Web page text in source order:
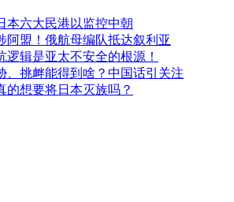
本六大民港以监控中朝
阿盟！俄航母编队抵达叙利亚
逻辑是亚太不安全的根源！
、挑衅能得到啥？中国话引关注
的想要将日本灭族吗？